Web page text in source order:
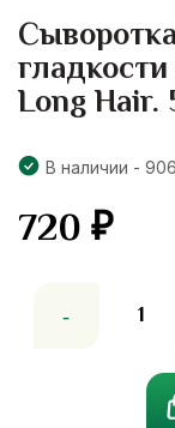
Long Hair.
В наличии -
720₽
товара